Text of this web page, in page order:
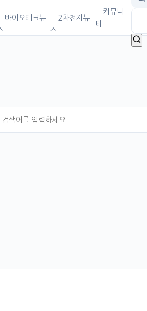
바이오테크뉴
2차전지뉴
스
커뮤니
티